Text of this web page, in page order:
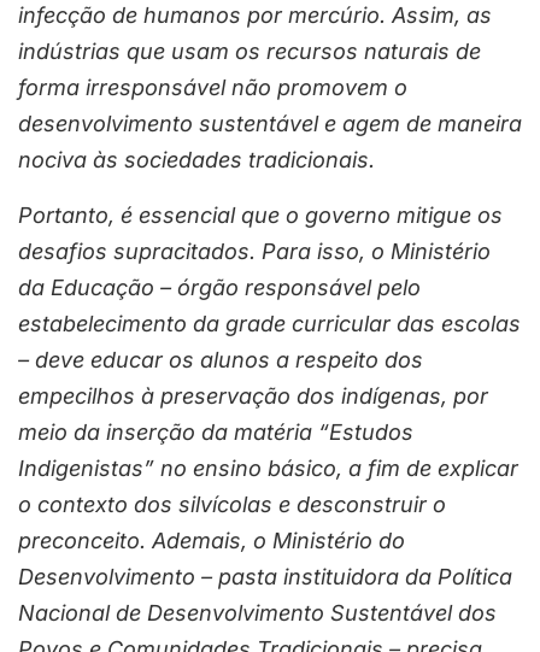
infecção de humanos por mercúrio. Assim, as
indústrias que usam os recursos naturais de
forma irresponsável não promovem o
desenvolvimento sustentável e agem de maneira
nociva às sociedades tradicionais.
Portanto, é essencial que o governo mitigue os
desafios supracitados. Para isso, o Ministério
da Educação – órgão responsável pelo
estabelecimento da grade curricular das escolas
– deve educar os alunos a respeito dos
empecilhos à preservação dos indígenas, por
meio da inserção da matéria “Estudos
Indigenistas” no ensino básico, a fim de explicar
o contexto dos silvícolas e desconstruir o
preconceito. Ademais, o Ministério do
Desenvolvimento – pasta instituidora da Política
Nacional de Desenvolvimento Sustentável dos